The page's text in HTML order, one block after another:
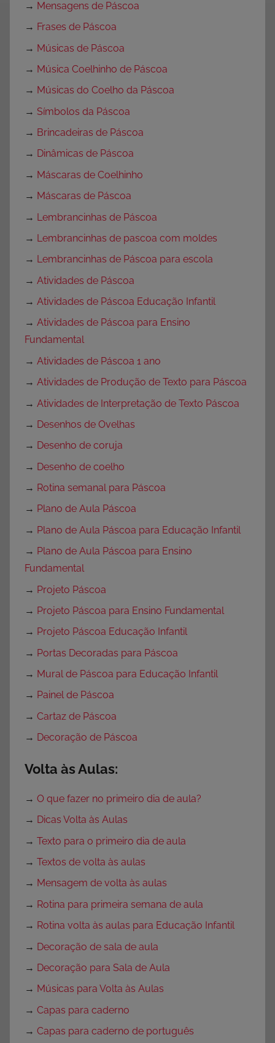
→ Mensagens de Páscoa
→ Frases de Páscoa
→ Músicas de Páscoa
→ Música Coelhinho de Páscoa
→ Músicas do Coelho da Páscoa
→ Símbolos da Páscoa
→ Brincadeiras de Páscoa
→ Dinâmicas de Páscoa
→ Máscaras de Coelhinho
→ Máscaras de Páscoa
→ Lembrancinhas de Páscoa
→ Lembrancinhas de pascoa com moldes
→ Lembrancinhas de Páscoa para escola
→ Atividades de Páscoa
→ Atividades de Páscoa Educação Infantil
→ Atividades de Páscoa para Ensino
Fundamental
→ Atividades de Páscoa 1 ano
→ Atividades de Produção de Texto para Páscoa
→ Atividades de Interpretação de Texto Páscoa
→ Desenhos de Ovelhas
→ Desenho de coruja
→ Desenho de coelho
→ Rotina semanal para Páscoa
→ Plano de Aula Páscoa
→ Plano de Aula Páscoa para Educação Infantil
→ Plano de Aula Páscoa para Ensino
Fundamental
→ Projeto Páscoa
→ Projeto Páscoa para Ensino Fundamental
→ Projeto Páscoa Educação Infantil
→ Portas Decoradas para Páscoa
→ Mural de Páscoa para Educação Infantil
→ Painel de Páscoa
→ Cartaz de Páscoa
→ Decoração de Páscoa
Volta às Aulas:
→ O que fazer no primeiro dia de aula?
→ Dicas Volta às Aulas
→ Texto para o primeiro dia de aula
→ Textos de volta às aulas
→ Mensagem de volta às aulas
→ Rotina para primeira semana de aula
→ Rotina volta às aulas para Educação Infantil
→ Decoração de sala de aula
→ Decoração para Sala de Aula
→ Músicas para Volta às Aulas
→ Capas para caderno
→ Capas para caderno de português